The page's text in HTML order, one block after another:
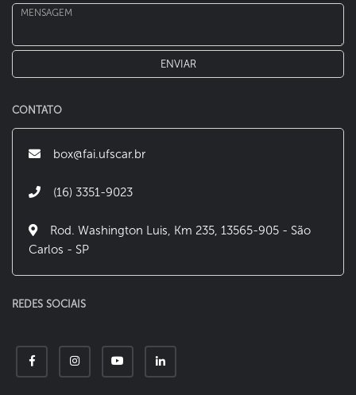
CONTATO
box@fai.ufscar.br
(16) 3351-9023
Rod. Washington Luis, Km 235, 13565-905 - São
Carlos - SP
REDES SOCIAIS